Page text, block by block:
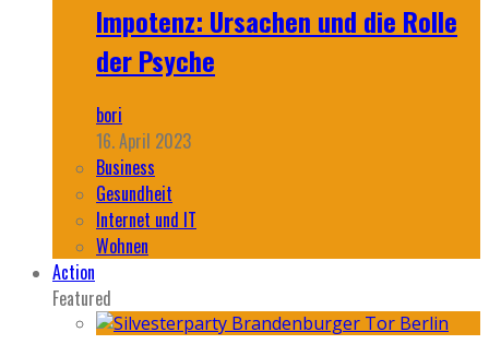
Impotenz: Ursachen und die Rolle
der Psyche
bori
16. April 2023
Business
Gesundheit
Internet und IT
Wohnen
Action
Featured